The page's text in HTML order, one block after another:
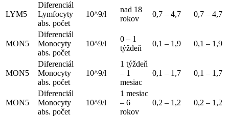
LYM5
Diferenciál
Lymfocyty
abs. počet
10^9/l
nad 18
rokov
0,7 – 4,7 0,7 – 4,7
MON5
Diferenciál
Monocyty
abs. počet
10^9/l
0 – 1
týždeň
0,1 – 1,9 0,1 – 1,9
MON5
Diferenciál
Monocyty
abs. počet
10^9/l
1 týždeň
– 1
mesiac
0,1 – 1,7 0,1 – 1,7
MON5
Diferenciál
Monocyty
abs. počet
10^9/l
1 mesiac
– 6
rokov
0,2 – 1,2 0,2 – 1,2